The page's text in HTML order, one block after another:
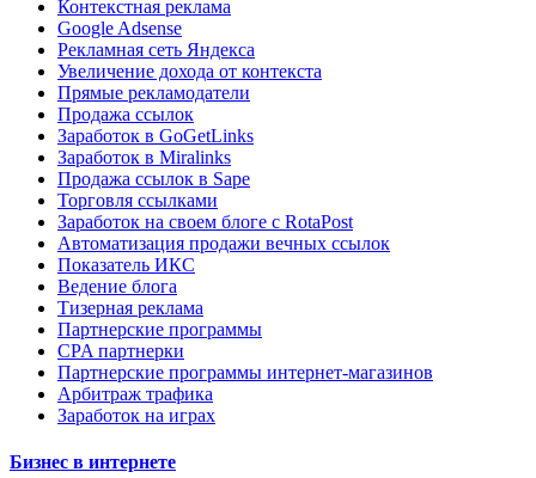
Контекстная реклама
Google Adsense
Рекламная сеть Яндекса
Увеличение дохода от контекста
Прямые рекламодатели
Продажа ссылок
Заработок в GoGetLinks
Заработок в Miralinks
Продажа ссылок в Sape
Торговля ссылками
Заработок на своем блоге с RotaPost
Автоматизация продажи вечных ссылок
Показатель ИКС
Ведение блога
Тизерная реклама
Партнерские программы
CPA партнерки
Партнерские программы интернет-магазинов
Арбитраж трафика
Заработок на играх
Бизнес в интернете